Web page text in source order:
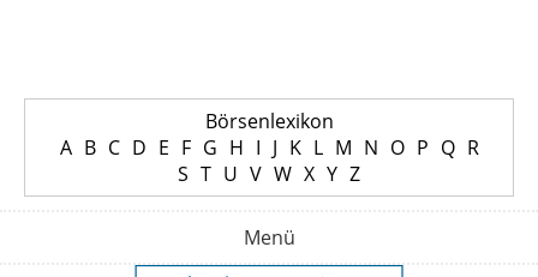
Börsenlexikon
A B C D E F G H I J K L M N O P Q R
S T U V W X Y Z
Menü